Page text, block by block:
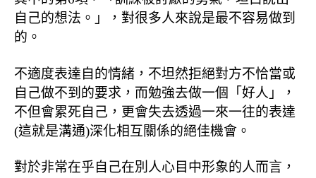
自己的想法。」，對很多人來說是最不容易做到
的。
不適度表達自的情緒，不坦然拒絕對方不恰當或
自己做不到的要求，而勉強去做一個「好人」，
不但會累死自己，更會失去透過一來一往的表達
(這就是溝通)深化相互關係的絕佳機會。
對於非常在乎自己在別人心目中形象的人而言，